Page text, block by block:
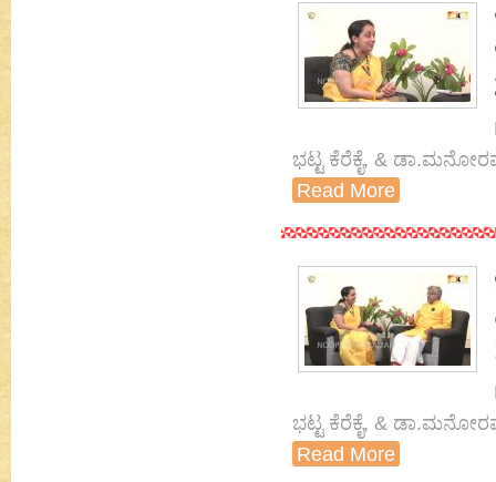
ಭಟ್ಟ ಕೆರೆಕೈ, &
Read More
ಭಟ್ಟ ಕೆರೆಕೈ, &
Read More